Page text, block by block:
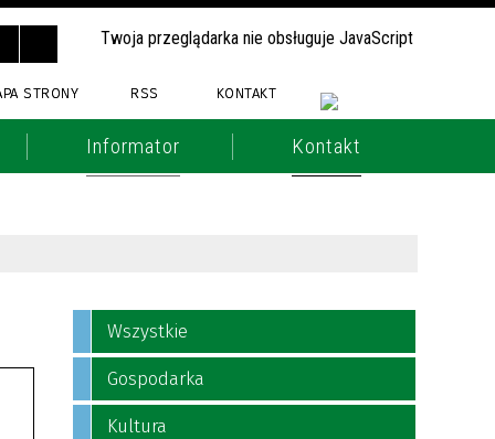
Twoja przeglądarka nie obsługuje JavaScript
STRONY RSS KONTAKT
Informator Kontakt
Wszystkie
Gospodarka
Kultura